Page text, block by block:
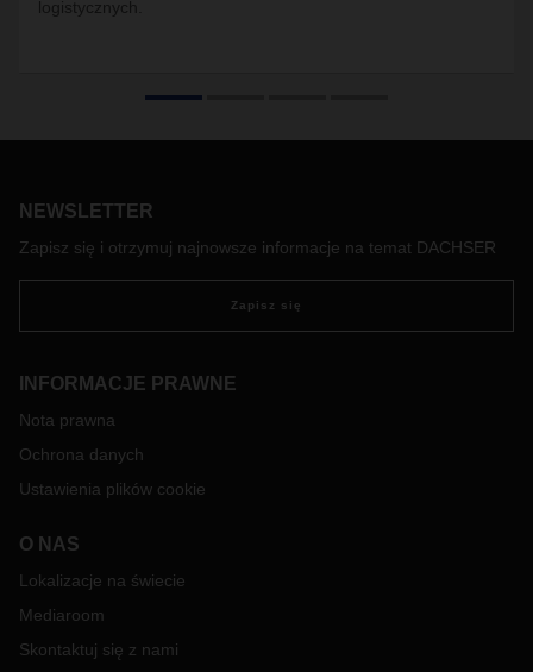
logistycznych.
NEWSLETTER
Zapisz się i otrzymuj najnowsze informacje na temat DACHSER
Zapisz się
INFORMACJE PRAWNE
Nota prawna
Ochrona danych
Ustawienia plików cookie
O NAS
Lokalizacje na świecie
Mediaroom
Skontaktuj się z nami